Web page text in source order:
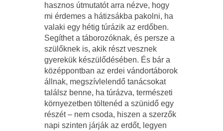
hasznos útmutatót arra nézve, hogy
mi érdemes a hátizsákba pakolni, ha
valaki egy hétig túrázik az erdőben.
Segíthet a táborozóknak, és persze a
szülőknek is, akik részt vesznek
gyerekük készülődésében. És bár a
középpontban az erdei vándortáborok
állnak, megszívlelendő tanácsokat
találsz benne, ha túrázva, természeti
környezetben töltenéd a szünidő egy
részét – nem csoda, hiszen a szerzők
napi szinten járják az erdőt, legyen